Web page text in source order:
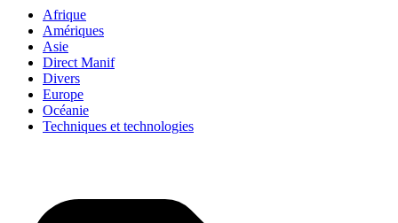
Afrique
Amériques
Asie
Direct Manif
Divers
Europe
Océanie
Techniques et technologies